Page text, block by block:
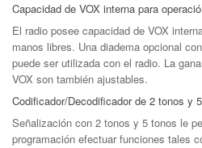
Capacidad de VOX interna para
El radio posee capacidad de VOX
manos libres. Una diadema opcional
puede ser utilizada con el radio. La
VOX son también ajustables.
Codificador/Decodificador de 2 tonos y
Señalización con 2 tonos y 5 tonos le
programación efectuar funciones tales